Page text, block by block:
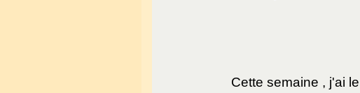
Cette semaine , j'ai